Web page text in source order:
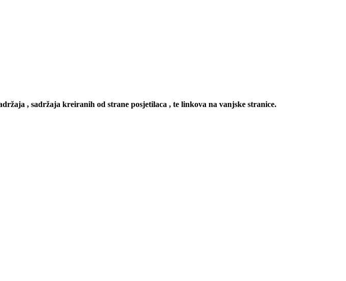
, sadržaja kreiranih od strane posjetilaca , te linkova na vanjske stranice.